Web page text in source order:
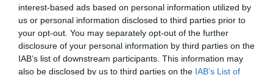
interest-based ads based on personal information utilized by
us or personal information disclosed to third parties prior to
your opt-out. You may separately opt-out of the further
disclosure of your personal information by third parties on the
IAB’s list of downstream participants. This information may
also be disclosed by us to third parties on the IAB’s List of